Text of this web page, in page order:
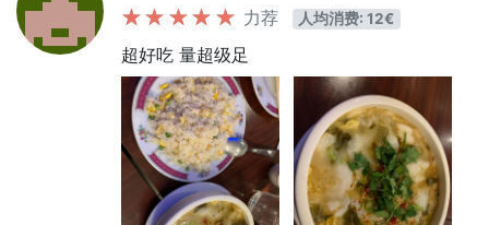
力荐
人均消费: 12€
超好吃 量超级足